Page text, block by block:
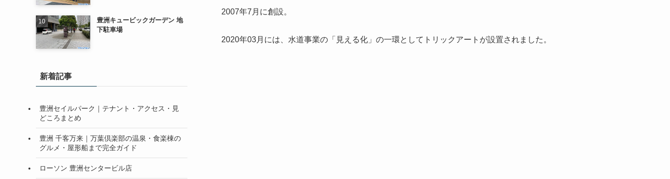
2007年7月に創設。
2020年03月には、水道事業の「見える化」の一環としてトリックアートが設置されました。
豊洲キュービックガーデン 地
下駐車場
新着記事
豊洲セイルパーク｜テナント・アクセス・見
どころまとめ
豊洲 千客万来｜万葉倶楽部の温泉・食楽棟の
グルメ・屋形船まで完全ガイド
ローソン 豊洲センタービル店